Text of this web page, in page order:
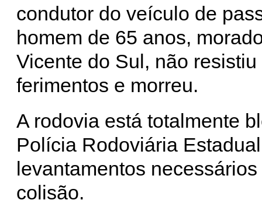
condutor do veículo de
homem de 65 anos,
Vicente do Sul, não resistiu
ferimentos e morreu.
A rodovia está totalmente
Polícia Rodoviária
levantamentos
colisão.